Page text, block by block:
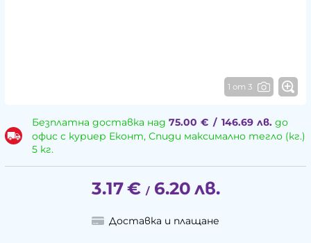
1 от 3
Безплатна доставка над 75.00 € / 146.69 лв.до
офис с куриер Еконт, Спиди максимално тегло (кг.)
5 кг.
3.17€ / 6.20 лв.
Доставка и плащане